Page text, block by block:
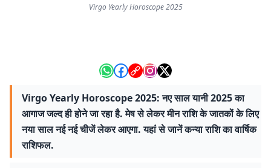
Virgo Yearly Horoscope 2025
Virgo Yearly Horoscope 2025: नए साल यानी 2025 का
आगाज जल्द ही होने जा रहा है. मेष से लेकर मीन राशि के जातकों के लिए
नया साल नई नई चीजें लेकर आएगा. यहां से जानें कन्या राशि का वार्षिक
राशिफल.